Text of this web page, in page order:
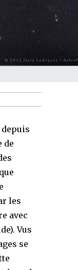
de
les
avec
Vus
se